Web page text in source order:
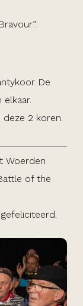
De
elkaar.
2 koren.
Woerden
of the